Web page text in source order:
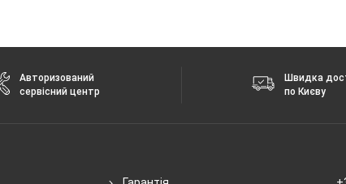
Авторизований
сервісний центр
Швидка
по Києву